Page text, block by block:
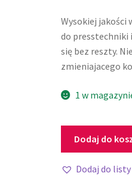
Wysokiej jakości
do presstechniki
się bez reszty.
zmieniajacego
1 w
Dodaj do
Dodaj do